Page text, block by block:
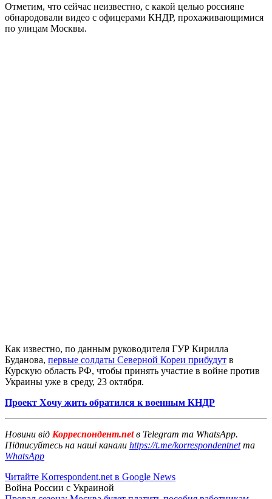
Отметим, что сейчас неизвестно, с какой целью россияне
обнародовали видео с офицерами КНДР, прохаживающимися
по улицам Москвы.
Как известно, по данным руководителя ГУР Кирилла
Буданова, первые солдаты Северной Кореи прибудут в
Курскую область РФ, чтобы принять участие в войне против
Украины уже в среду, 23 октября.
Проект Хочу жить обратился к военным КНДР
Новини від Корреспондент.netв Telegram та WhatsApp.
Підписуйтесь на наші канали https://t.me/korrespondentnetта
WhatsApp
Читайте Korrespondent.net в Google News
Война России с Украиной